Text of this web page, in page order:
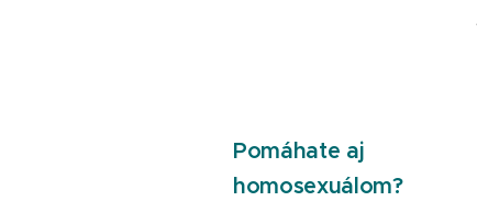
Pomáhate aj
homosexuálom?